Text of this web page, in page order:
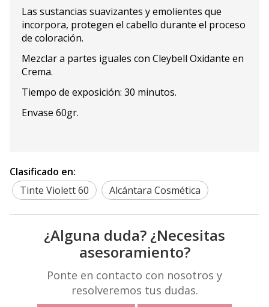
Las sustancias suavizantes y emolientes que
incorpora, protegen el cabello durante el proceso
de coloración.
Mezclar a partes iguales con Cleybell Oxidante en
Crema.
Tiempo de exposición: 30 minutos.
Envase 60gr.
Clasificado en:
Tinte Violett 60
Alcántara Cosmética
¿Alguna duda? ¿Necesitas
asesoramiento?
Ponte en contacto con nosotros y
resolveremos tus dudas.